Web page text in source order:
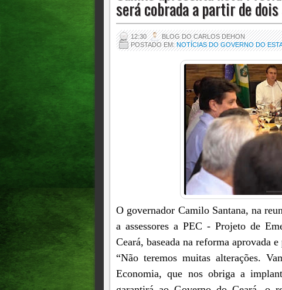
será cobrada a partir de
12:30
BLOG DO CARLOS DEHON
POSTADO EM:NOTÍCIAS DO GOVERNO DO
O governador Camilo Santana, na
a assessores a PEC - Projeto de
Ceará, baseada na reforma aprovada
“Não teremos muitas alterações.
Economia, que nos obriga a